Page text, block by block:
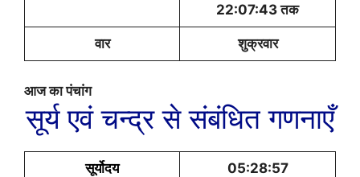
22:07:43 तक
वार शुक्रवार
आज का पंचांग
सूर्य एवं चन्द्र से संबंधित गणनाएँ
सूर्योदय 05:28:57